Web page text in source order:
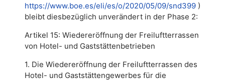
https://www.boe.es/eli/es/o/2020/05/09/snd399 )
bleibt diesbezüglich unverändert in der Phase 2:
Artikel 15: Wiedereröffnung der Freiluftterrassen
von Hotel- und Gaststättenbetrieben
1. Die Wiedereröffnung der Freiluftterrassen des
Hotel- und Gaststättengewerbes für die